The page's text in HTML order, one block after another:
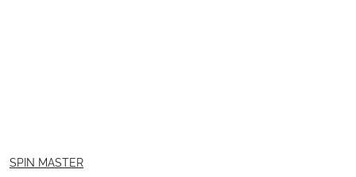
NAZWA
PRODUCENTA:
SPIN MASTER